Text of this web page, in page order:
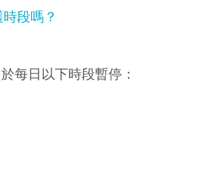
段嗎？
每日以下時段暫停：